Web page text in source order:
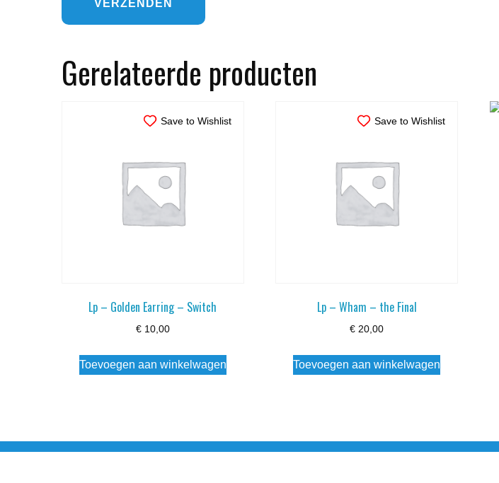
Gerelateerde producten
Save to Wishlist
Lp – Golden Earring – Switch
€10,00
Toevoegen aan winkelwagen
Save to Wishlist
Lp – Wham – the Final
€ 20,00
Toevoegen aan winkelwagen